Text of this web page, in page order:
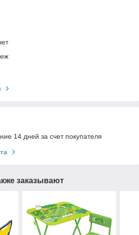
14 дней за счет покупателя
заказывают